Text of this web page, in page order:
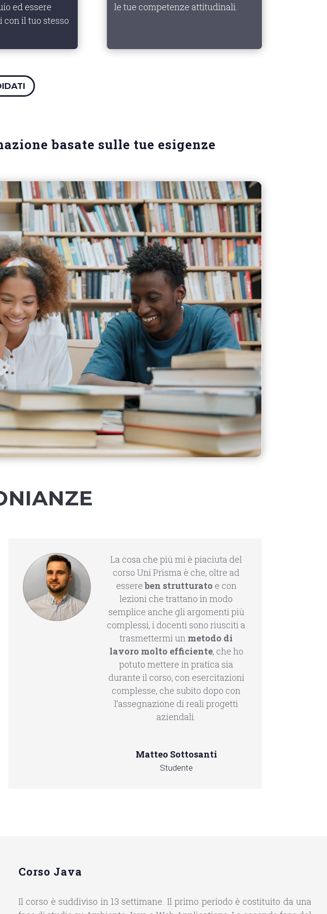
ed essere
con il tuo stesso
le tue competenze attitudinali.
basate sulle tue esigenze
La cosa che più mi è piaciuta del
corso Uni Prisma è che, oltre ad
essereben strutturato e con
lezioni che trattano in modo
semplice anche gli argomenti più
complessi, i docenti sono riusciti a
trasmettermi un metodo di
lavoro molto efficiente, che ho
potuto mettere in pratica sia
durante il corso, con esercitazioni
complesse, che subito dopo con
l’assegnazione di reali progetti
aziendali.
Matteo Sottosanti
Studente
Corso Java
Il corso è suddiviso in 13 settimane. Il primo periodo è costituito da una